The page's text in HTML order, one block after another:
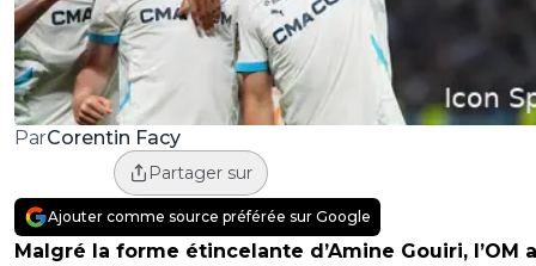
ParCorentin Facy
Partager sur
Ajouter comme source préférée sur Google
Malgré la forme étincelante d’Amine Gouiri, l’OM